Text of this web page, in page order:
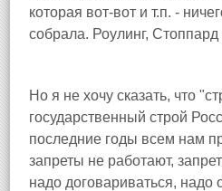
которая вот-вот и т.п. -
собрала. Роулинг,
Но я не хочу сказать, что
государственный строй
последние годы всем нам
запреты не работают,
надо договариваться, надо